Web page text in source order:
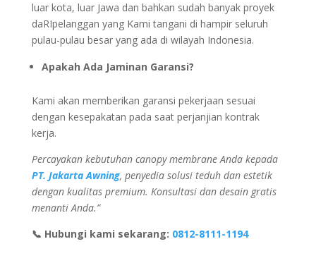
luar kota, luar Jawa dan bahkan sudah banyak proyek
daRIpelanggan yang Kami tangani di hampir seluruh
pulau-pulau besar yang ada di wilayah Indonesia.
Apakah Ada Jaminan Garansi?
Kami akan memberikan garansi pekerjaan sesuai
dengan kesepakatan pada saat perjanjian kontrak
kerja.
Percayakan kebutuhan canopy membrane Anda kepada
PT. Jakarta Awning, penyedia solusi teduh dan estetik
dengan kualitas premium. Konsultasi dan desain gratis
menanti Anda.”
📞 Hubungi kami sekarang: 0812-8111-1194